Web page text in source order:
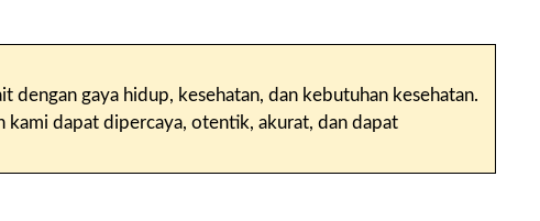
gaya hidup, kesehatan, dan kebutuhan kesehatan.
dapat dipercaya, otentik, akurat, dan dapat